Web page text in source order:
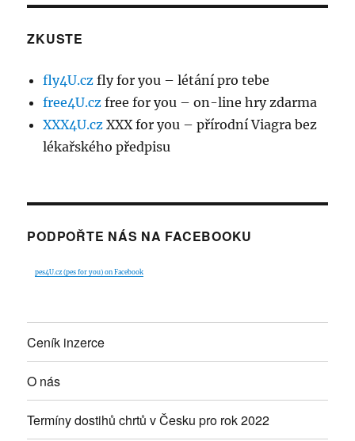
ZKUSTE
fly4U.cz fly for you – létání pro tebe
free4U.cz free for you – on-line hry zdarma
XXX4U.cz XXX for you – přírodní Viagra bez
lékařského předpisu
PODPOŘTE NÁS NA FACEBOOKU
pes4U.cz (pes for you) on Facebook
Ceník inzerce
O nás
Termíny dostihů chrtů v Česku pro rok 2022